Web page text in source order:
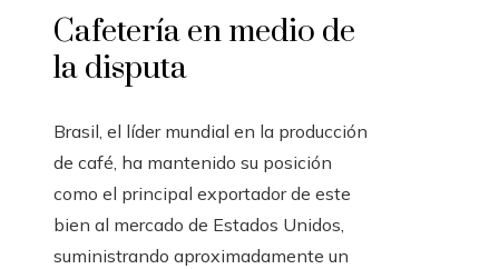
Cafetería en medio de
la disputa
Brasil, el líder mundial en la producción
de café, ha mantenido su posición
como el principal exportador de este
bien al mercado de Estados Unidos,
suministrando aproximadamente un